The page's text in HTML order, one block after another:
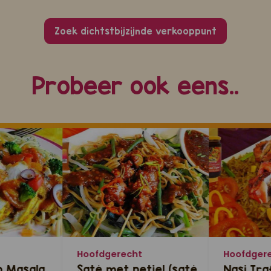
Zoek dichtstbijzijnde verkooppunt
Probeer ook eens..
Hoofdgerecht